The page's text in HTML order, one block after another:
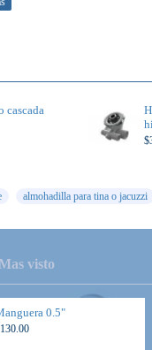
cascada
almohadilla para tina o jacuzzi
visto
0.5"